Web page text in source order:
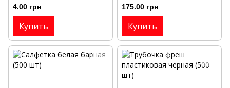
4.00 грн
Купить
175.00 грн
Купить